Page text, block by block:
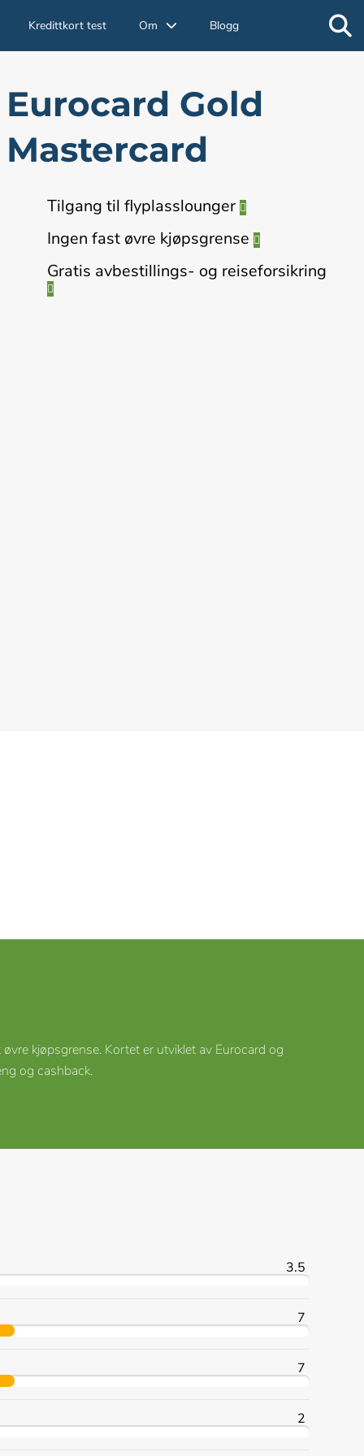
Kredittkort test Om Blogg
Eurocard Gold
Mastercard
Tilgang til flyplasslounger
Ingen fast øvre kjøpsgrense
Gratis avbestillings- og reiseforsikring
kjøpsgrense. Kortet er utviklet av Eurocard og
og cashback.
3.5
7
7
2